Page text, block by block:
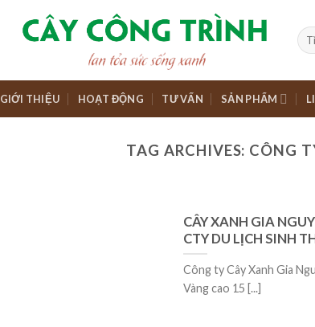
GIỚI THIỆU HOẠT ĐỘNG TƯ VẤN SẢN PHẨM
TAG ARCHIVES: CÔNG
CÂY XANH GIA
CTY DU LỊCH SINH
Công ty Cây Xanh Gia
Vàng cao 15 [...]